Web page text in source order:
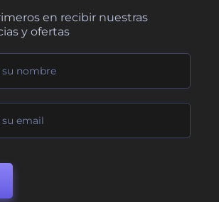
en recibir nuestras
y ofertas